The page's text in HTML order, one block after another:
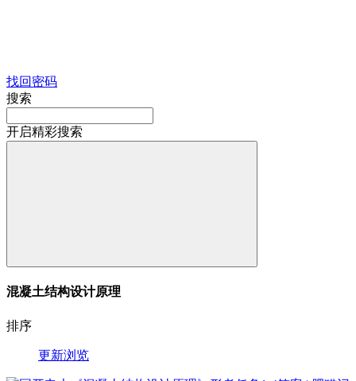
找回密码
搜索
开启精彩搜索
混凝土结构设计原理
排序
更新浏览